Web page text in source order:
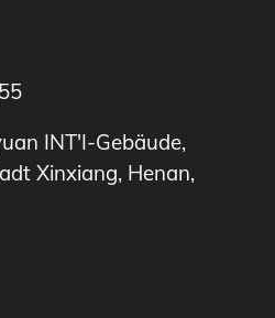
INT'I-Gebäude,
Xinxiang, Henan,